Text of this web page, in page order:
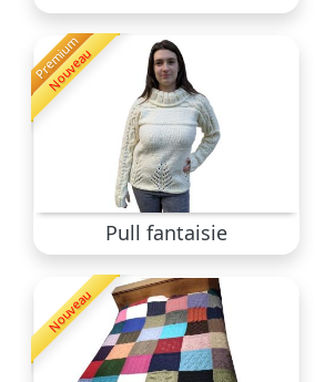
Pull fantaisie
Premium
Nouveau
Nouveau